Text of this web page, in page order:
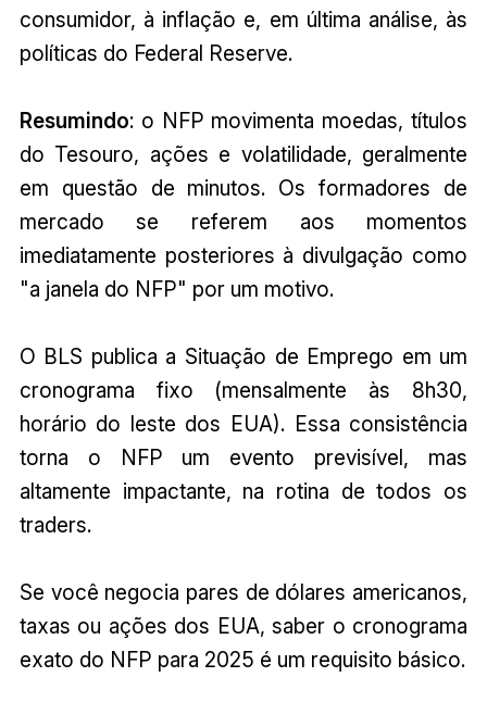
consumidor, à inflação e, em última análise, às
políticas do Federal Reserve.
Resumindo: o NFP movimenta moedas, títulos
do Tesouro, ações e volatilidade, geralmente
em questão de minutos. Os formadores de
mercado se referem aos momentos
imediatamente posteriores à divulgação como
"a janela do NFP" por um motivo.
O BLS publica a Situação de Emprego em um
cronograma fixo (mensalmente às 8h30,
horário do leste dos EUA). Essa consistência
torna o NFP um evento previsível, mas
altamente impactante, na rotina de todos os
traders.
Se você negocia pares de dólares americanos,
taxas ou ações dos EUA, saber o cronograma
exato do NFP para 2025 é um requisito básico.